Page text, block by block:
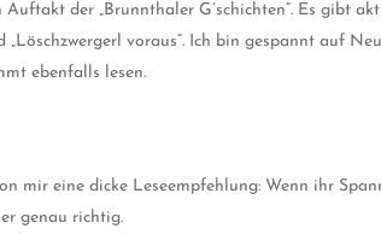
der „Brunnthaler G’schichten“. Es gibt
„Löschzwergerl voraus“. Ich bin gespannt auf
ebenfalls lesen.
mir eine dicke Leseempfehlung: Wenn ihr
genau richtig.